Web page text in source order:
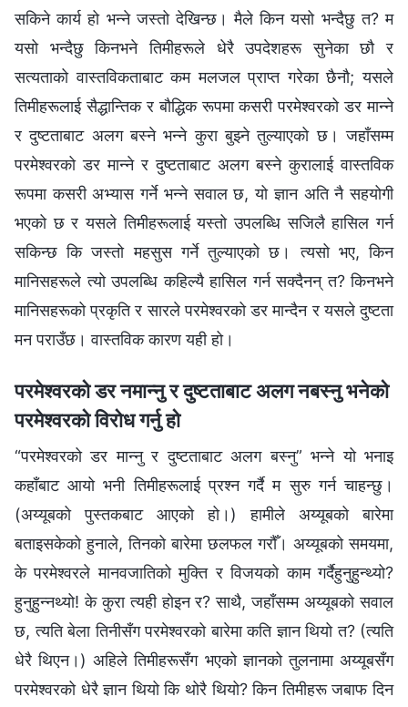
सकिने कार्य हो भन्‍ने जस्तो देखिन्छ। मैले किन यसो भन्दैछु त? म
यसो भन्दैछु किनभने तिमीहरूले धेरै उपदेशहरू सुनेका छौ र
सत्यताको वास्तविकताबाट कम मलजल प्राप्त गरेका छैनौ; यसले
तिमीहरूलाई सैद्धान्तिक र बौद्धिक रूपमा कसरी परमेश्‍वरको डर मान्ने
र दुष्टताबाट अलग बस्ने भन्ने कुरा बुझ्ने तुल्याएको छ। जहाँसम्म
परमेश्‍वरको डर मान्ने र दुष्टताबाट अलग बस्ने कुरालाई वास्तविक
रूपमा कसरी अभ्यास गर्ने भन्‍ने सवाल छ, यो ज्ञान अति नै सहयोगी
भएको छ र यसले तिमीहरूलाई यस्तो उपलब्धि सजिलै हासिल गर्न
सकिन्छ कि जस्तो महसुस गर्ने तुल्याएको छ। त्यसो भए, किन
मानिसहरूले त्यो उपलब्धि कहिल्यै हासिल गर्न सक्दैनन् त? किनभने
मानिसहरूको प्रकृति र सारले परमेश्‍वरको डर मान्दैन र यसले दुष्टता
मन पराउँछ। वास्तविक कारण यही हो।
परमेश्‍वरको डर नमान्नु र दुष्टताबाट अलग नबस्नु भनेको
परमेश्‍वरको विरोध गर्नु हो
“परमेश्‍वरको डर मान्नु र दुष्टताबाट अलग बस्नु” भन्ने यो भनाइ
कहाँबाट आयो भनी तिमीहरूलाई प्रश्‍न गर्दै म सुरु गर्न चाहन्छु।
(अय्यूबको पुस्तकबाट आएको हो।) हामीले अय्यूबको बारेमा
बताइसकेको हुनाले, तिनको बारेमा छलफल गरौँ। अय्यूबको समयमा,
के परमेश्‍वरले मानवजातिको मुक्ति र विजयको काम गर्दैहुनुहुन्थ्यो?
हुनुहुन्नथ्यो! के कुरा त्यही होइन र? साथै, जहाँसम्म अय्यूबको सवाल
छ, त्यति बेला तिनीसँग परमेश्‍वरको बारेमा कति ज्ञान थियो त? (त्यति
धेरै थिएन।) अहिले तिमीहरूसँग भएको ज्ञानको तुलनामा अय्यूबसँग
परमेश्‍वरको धेरै ज्ञान थियो कि थोरै थियो? किन तिमीहरू जबाफ दिन